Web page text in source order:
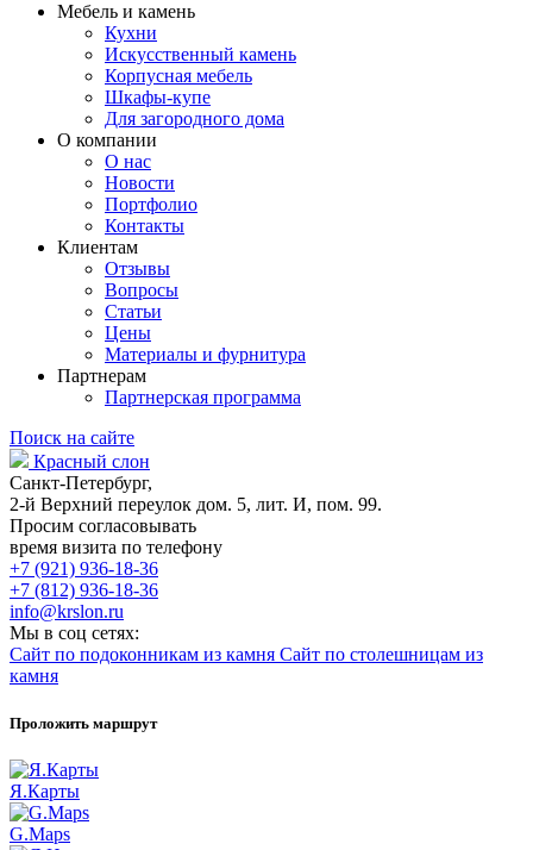
Мебель и камень
Кухни
Искусственный камень
Корпусная мебель
Шкафы-купе
Для загородного дома
О компании
О нас
Новости
Портфолио
Контакты
Клиентам
Отзывы
Вопросы
Статьи
Цены
Материалы и фурнитура
Партнерам
Партнерская программа
Поиск на сайте
Красный слон
Санкт-Петербург,
2-й Верхний переулок дом. 5, лит. И, пом. 99.
Просим согласовывать
время визита по телефону
+7 (921) 936-18-36
+7 (812) 936-18-36
info@krslon.ru
Мы в соц сетях:
Сайт по подоконникам из камня Сайт по столешницам из
камня
Проложить маршрут
Я.Карты
G.Maps